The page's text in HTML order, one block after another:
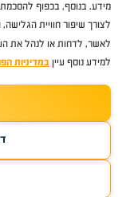
סיטרואן אופלפיג'וMG
Geely
ב מ וולקסוסאאודיסקודהיונדאי
כל
מידע. בנוסף, בכפוף
לצורך שיפור חוויית
לאשר, לדחות או לנהל את
למידע נוסף עיין במדיניות